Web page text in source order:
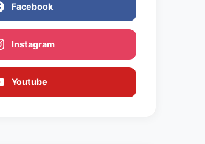
Facebook
Instagram
Youtube